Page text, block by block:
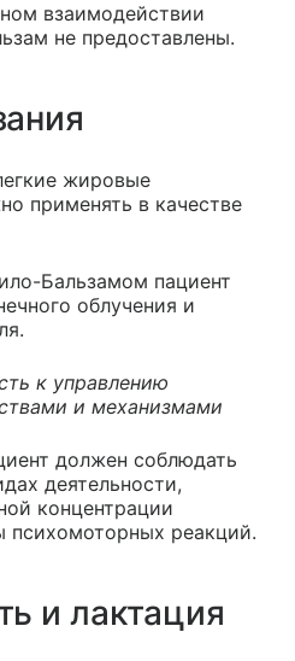
взаимодействии
не предоставлены.
жировые
применять в качестве
Бальзамом пациент
облучения и
к управлению
и механизмами
должен соблюдать
деятельности,
концентрации
психомоторных реакций.
и лактация